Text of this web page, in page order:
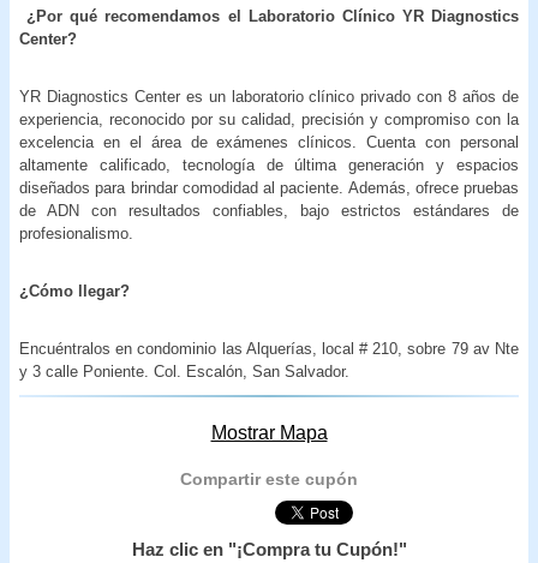
¿Por qué recomendamos el Laboratorio Clínico YR Diagnostics
Center?
YR Diagnostics Center es un laboratorio clínico privado con 8 años de
experiencia, reconocido por su calidad, precisión y compromiso con la
excelencia en el área de exámenes clínicos. Cuenta con personal
altamente calificado, tecnología de última generación y espacios
diseñados para brindar comodidad al paciente. Además, ofrece pruebas
de ADN con resultados confiables, bajo estrictos estándares de
profesionalismo.
¿Cómo llegar?
Encuéntralos en condominio las Alquerías, local # 210, sobre 79 av Nte
y 3 calle Poniente. Col. Escalón, San Salvador.
Mostrar Mapa
Compartir este cupón
Haz clic en "¡Compra tu Cupón!"